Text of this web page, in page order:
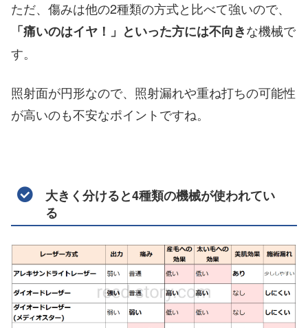
ただ、傷みは他の2種類の方式と比べて強いので、
「痛いのはイヤ！」といった方には不向きな機械で
す。
照射面が円形なので、照射漏れや重ね打ちの可能性
が高いのも不安なポイントですね。
大きく分けると4種類の機械が使われてい
る